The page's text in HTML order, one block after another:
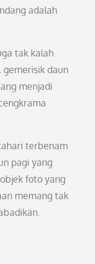
adalah
tak kalah
gemerisik daun
menjadi
terbenam
pagi yang
foto yang
memang tak